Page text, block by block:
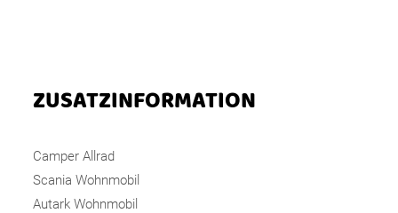
ZUSATZINFORMATION
Camper Allrad
Scania Wohnmobil
Autark Wohnmobil